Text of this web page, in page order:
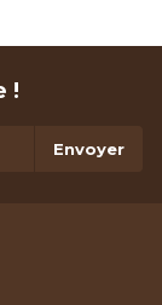
!
Envoyer